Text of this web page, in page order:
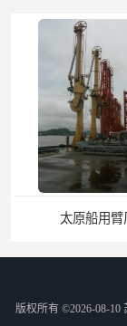
太原船用臂
版权所有 ©2026-08-10